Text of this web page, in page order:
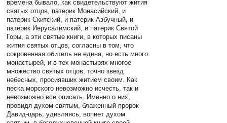
времена бывало, как свидетельствуют жития
святых отцов, патерик Монасийский, и
патерик Скитский, и патерик Азбучный, и
патерик Иерусалимский, и патерик Святой
Горы, а эти святые книги, в которых писаны
жития святых отцов, согласны в том, что
сокровенная обитель не едина, но есть много
монастырей, и в тех монастырях многое
множество святых отцов, точно звезд
небесных, просиявших житием своим. Как
песка морского невозможно исчесть, так и
невозможно все описать. Именно о них,
провидя духом святым, блаженный пророк
Давид-царь, удивляясь, вопиет духом